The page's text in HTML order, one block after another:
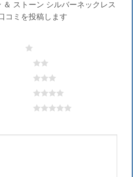
＆ ストーン シルバーネックレス
コミを投稿します